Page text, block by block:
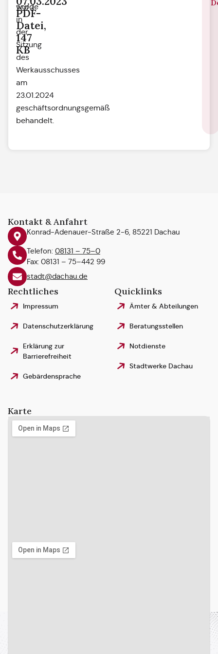
2023
PDF-
Datei,
147
KB
wurde
in
der
Sitzung
des
Werkausschusses
am
23.01.2024
geschäftsordnungsgemäß
behandelt.
Kontakt & Anfahrt
Konrad-Adenauer-Straße 2-6, 85221 Dachau
Telefon: 08131 – 75–0
Fax: 08131 – 75–442 99
stadt@dachau.de
Rechtliches
Impressum
Datenschutzerklärung
Erklärung zur
Barrierefreiheit
Gebärdensprache
Quicklinks
Ämter & Abteilungen
Beratungsstellen
Notdienste
Stadtwerke Dachau
Karte